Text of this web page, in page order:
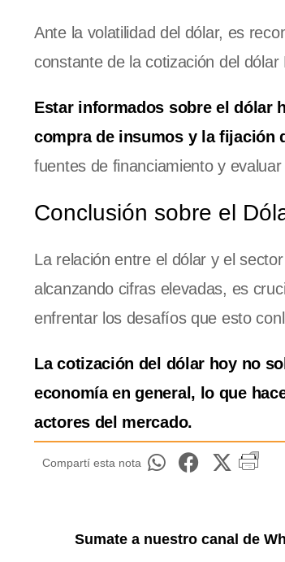
Ante la volatilidad del dólar, es
constante de la cotización del
Estar informados sobre el dólar
compra de insumos y la fijación
fuentes de financiamiento y
Conclusión sobre el
La relación entre el dólar y el
alcanzando cifras elevadas, es
enfrentar los desafíos que esto
La cotización del dólar hoy no
economía en general, lo que
actores del mercado.
Compartí esta nota
Sumate a nuestro canal de